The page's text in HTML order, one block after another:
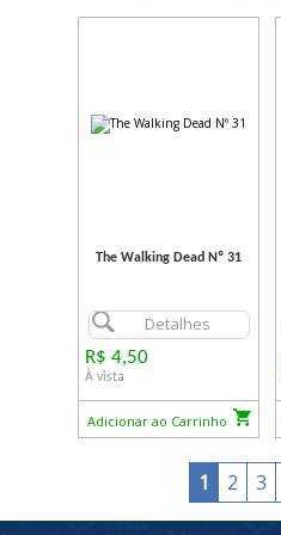
The Walking Dead Nº 31
Detalhes
R$ 4,50
À vista
Adicionar ao Carrinho
1 2 3